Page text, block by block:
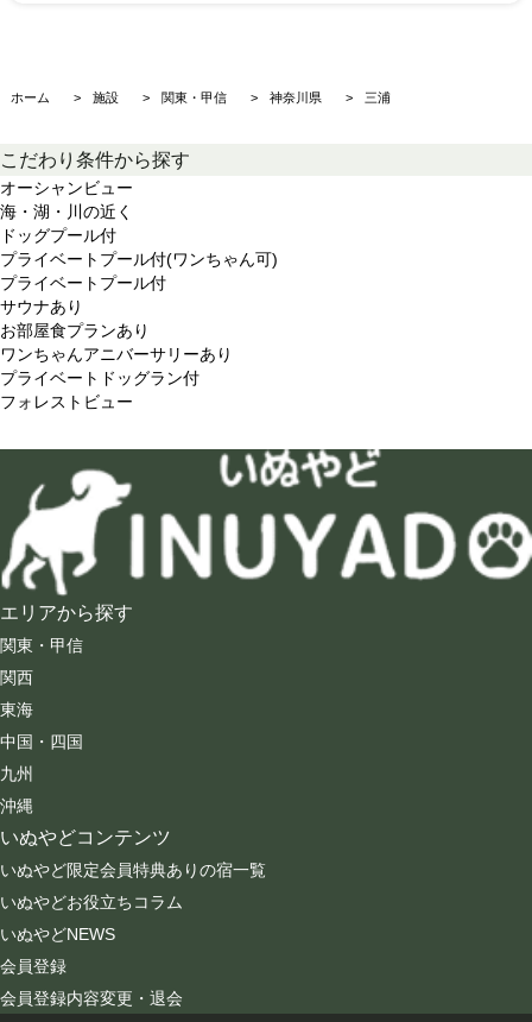
ホーム 施設 関東・甲信 神奈川県 三浦
こだわり条件から探す
オーシャンビュー
海・湖・川の近く
ドッグプール付
プライベートプール付(ワンちゃん可)
プライベートプール付
サウナあり
お部屋食プランあり
ワンちゃんアニバーサリーあり
プライベートドッグラン付
フォレストビュー
エリアから探す
関東・甲信
関西
東海
中国・四国
九州
沖縄
いぬやどコンテンツ
いぬやど限定会員特典ありの宿一覧
いぬやどお役立ちコラム
いぬやどNEWS
会員登録
会員登録内容変更・退会